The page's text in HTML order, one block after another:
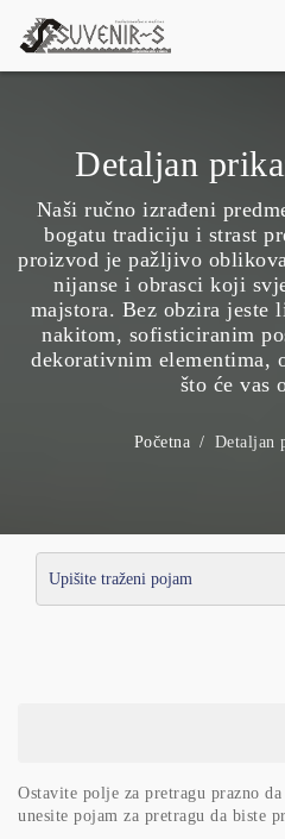
Detaljan
Naši ručno izrađeni
bogatu tradiciju i strast
proizvod je pažljivo
nijanse i obrasci koji
majstora. Bez obzira jeste
nakitom, sofisticiranim
dekorativnim elementima,
što će vas
Početna Detaljan
Ostavite polje za pretragu prazno
unesite pojam za pretragu da biste